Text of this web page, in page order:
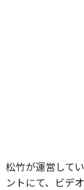
松竹が運営して
ントにて、ビデ